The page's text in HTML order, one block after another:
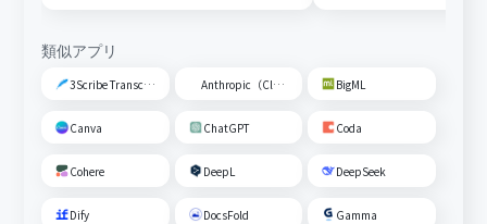
類似アプリ
3Scribe Transcription Anthropic（Claude） BigML
Canva ChatGPT Coda
Cohere DeepL DeepSeek
Dify DocsFold Gamma